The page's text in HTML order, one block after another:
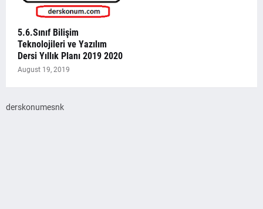
5.6.Sınıf Bilişim
Teknolojileri ve Yazılım
Dersi Yıllık Planı 2019 2020
August 19, 2019
derskonumesnk